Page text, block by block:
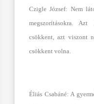
Czigle József: Nem
megszorításokra.
csökkent, azt viszont
csökkent volna.
Éliás Csabáné: A